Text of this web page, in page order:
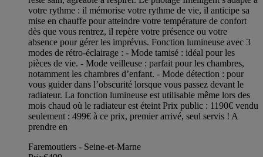
votre rythme : il mémorise votre rythme de vie, il anticipe sa
mise en chauffe pour atteindre votre température de confort
dès que vous rentrez, il repère votre présence ou votre
absence pour gérer les imprévus. Fonction lumineuse avec 3
modes de rétro-éclairage : - Mode tamisé : idéal pour les
pièces de vie. - Mode veilleuse : parfait pour les chambres,
notamment les chambres d’enfant. - Mode détection : pour
vous guider dans l’obscurité lorsque vous passez devant le
radiateur. La fonction lumineuse est utilisable même lors des
mois chaud où le radiateur est éteint Prix public : 1190€ vendu
seulement : 499€ à ce prix, premier arrivé, seul servis ! A
prendre en
Faremoutiers - Seine-et-Marne